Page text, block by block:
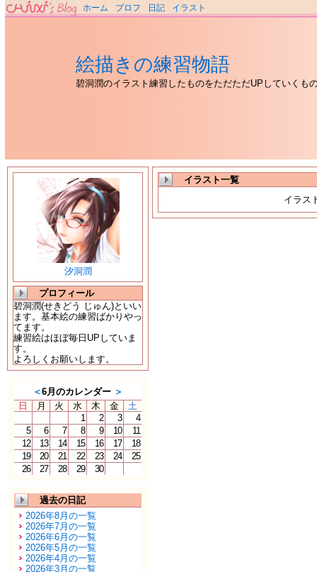
ホーム プロフ 日記 イラスト
絵描きの練習物語
碧洞潤のイラスト練習したものをただただUPしていくも
汐洞潤
プロフィール
碧洞潤(せきどう じゅん)といい
ます。基本絵の練習ばかりやっ
てます。
練習絵はほぼ毎日UPしていま
す。
よろしくお願いします。
＜6月のカレンダー ＞
日
月 火 水 木 金
土
1
2 3
4
5
6 7 8 9 10
11
12
13 14 15 16 17
18
19
20 21 22 23 24
25
26
27 28 29 30
過去の日記
2026年8月の一覧
2026年7月の一覧
2026年6月の一覧
2026年5月の一覧
2026年4月の一覧
2026年3月の一覧
イラスト一覧
イラス